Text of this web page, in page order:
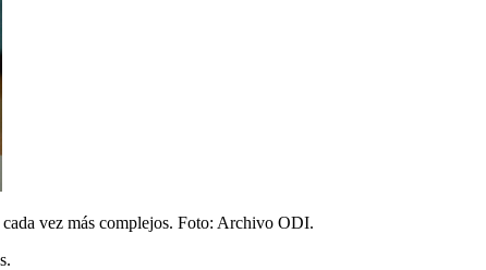
vez más complejos. Foto: Archivo ODI.